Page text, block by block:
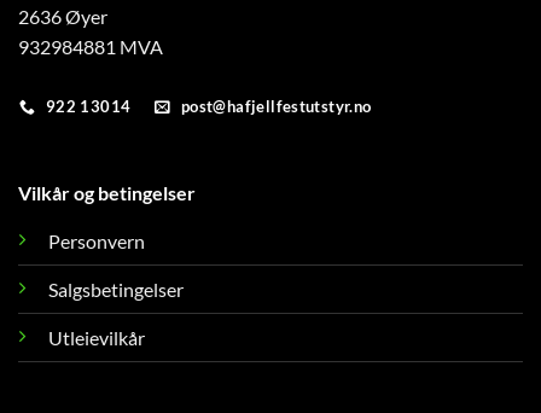
2636 Øyer
932984881 MVA
922 13014 post@hafjellfestutstyr.no
Vilkår og betingelser
Personvern
Salgsbetingelser
Utleievilkår